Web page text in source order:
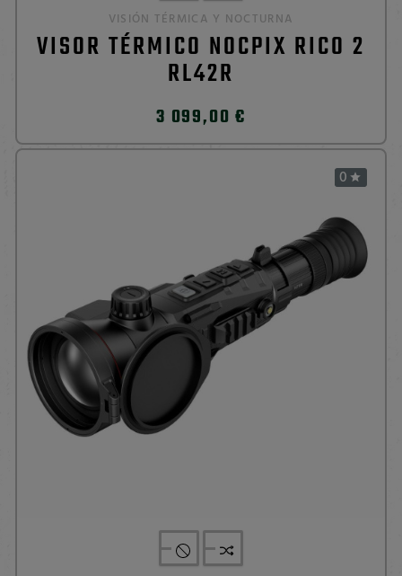
VISIÓN TÉRMICA Y NOCTURNA
VISOR TÉRMICO NOCPIX RICO 2
RL42R
3 099,00 €
0 